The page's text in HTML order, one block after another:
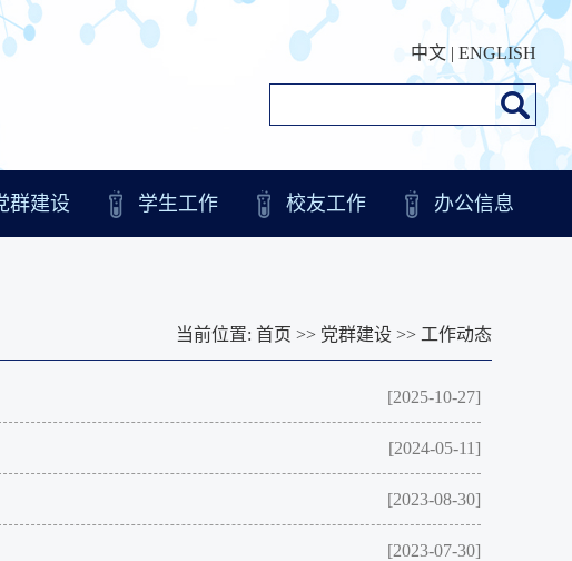
中文 | ENGLISH
群建设 学生工作 校友工作 办公信息
当前位置: 首页 >> 党群建设 >> 工作动态
[2025-10-27]
[2024-05-11]
[2023-08-30]
[2023-07-30]